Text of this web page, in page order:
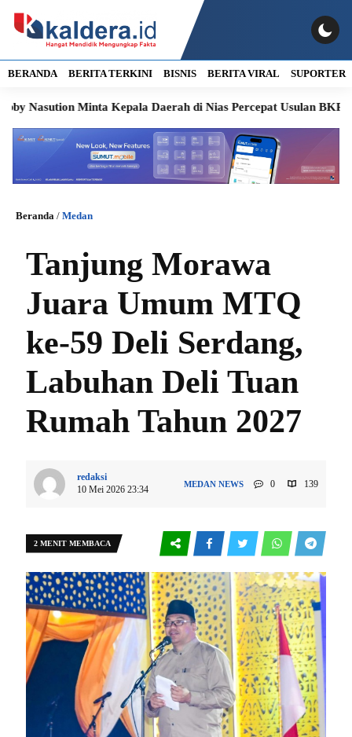
BERANDA BERITA TERKINI BISNIS BERITA VIRAL SUPORTER
Minta Kepala Daerah di Nias Percepat Usulan BKP 2027
Beranda / Medan
Tanjung Morawa
Juara Umum MTQ
ke-59 Deli Serdang,
Labuhan Deli Tuan
Rumah Tahun 2027
redaksi
10 Mei 2026 23:34
MEDAN NEWS 0 139
2 MENIT MEMBACA